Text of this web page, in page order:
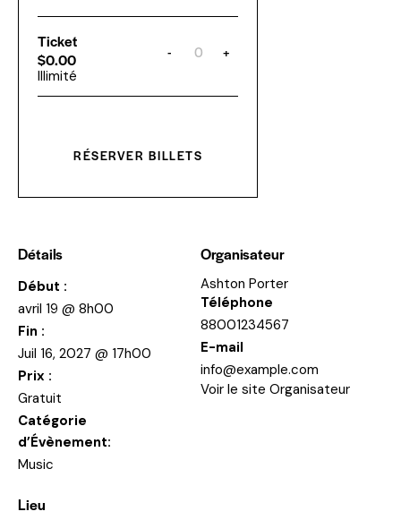
Ticket
$0.00
Illimité
- Q
n
é
+
RÉSERVER BILLETS
Détails
Début :
avril 19 @ 8h00
Fin :
Juil 16, 2027 @ 17h00
Prix :
Gratuit
Catégorie
d’Évènement:
Music
Organisateur
Ashton Porter
Téléphone
88001234567
E-mail
info@example.com
Voir le site Organisateur
Lieu